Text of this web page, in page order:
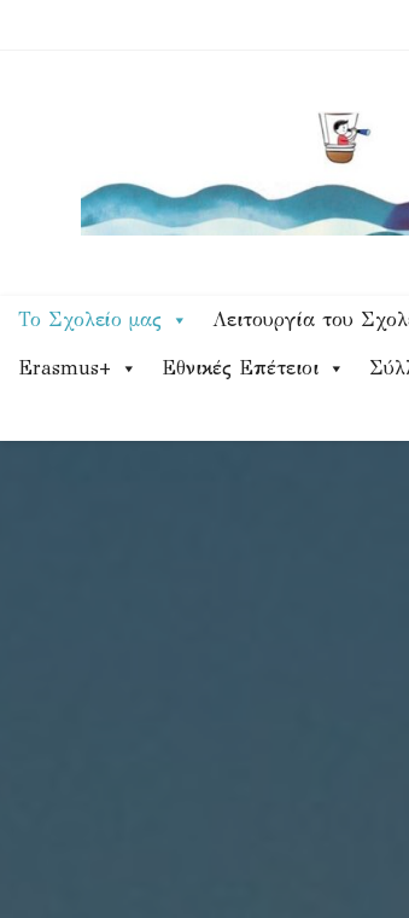
Το Σχολείο μας Λειτουργία του
Erasmus+ Εθνικές Επέτειοι